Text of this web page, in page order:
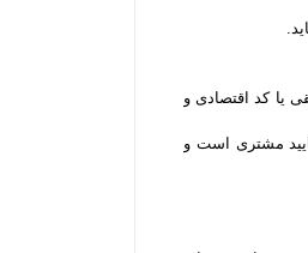
یا کد اقتصادی و
مشتری است و